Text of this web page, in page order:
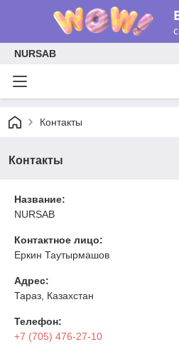
NURSAB
Контакты
Контакты
Название:
NURSAB
Контактное лицо:
Еркин Таутырмашов
Адрес:
Тараз, Казахстан
Телефон:
+7 (705) 476-27-10